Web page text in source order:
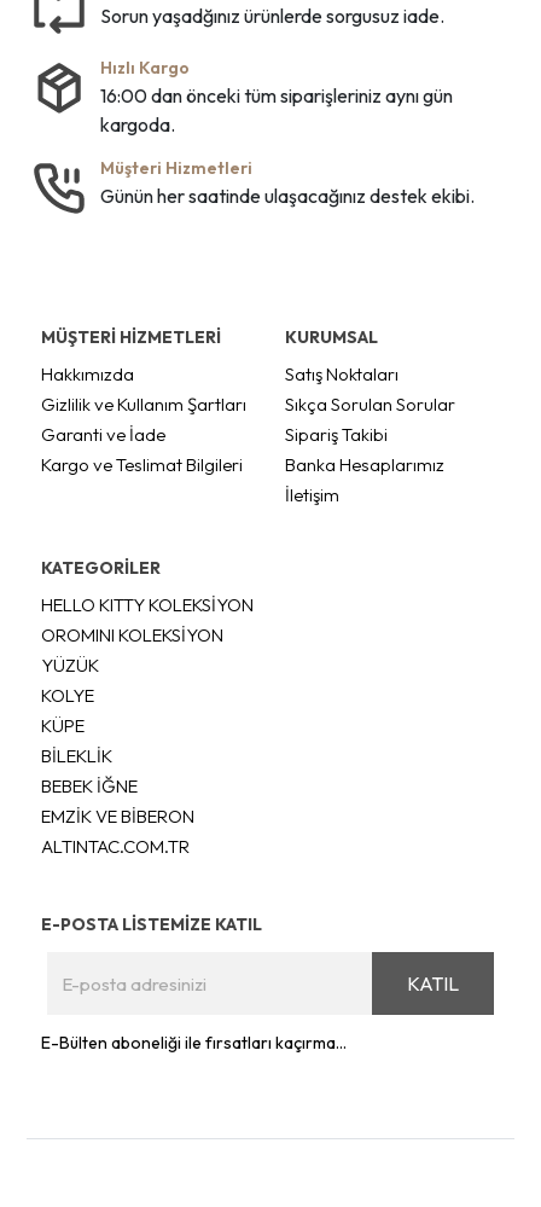
Sorun yaşadğınız ürünlerde sorgusuz iade.
Hızlı Kargo
16:00 dan önceki tüm siparişleriniz aynı gün
kargoda.
Müşteri Hizmetleri
Günün her saatinde ulaşacağınız destek ekibi.
MÜŞTERİ HİZMETLERİ
Hakkımızda
Gizlilik ve Kullanım Şartları
Garanti ve İade
Kargo ve Teslimat Bilgileri
KURUMSAL
Satış Noktaları
Sıkça Sorulan Sorular
Sipariş Takibi
Banka Hesaplarımız
İletişim
KATEGORİLER
HELLO KITTY KOLEKSİYON
OROMINI KOLEKSİYON
YÜZÜK
KOLYE
KÜPE
BİLEKLİK
BEBEK İĞNE
EMZİK VE BİBERON
ALTINTAC.COM.TR
E-POSTA LİSTEMİZE KATIL
KATIL
E-Bülten aboneliği ile fırsatları kaçırma...